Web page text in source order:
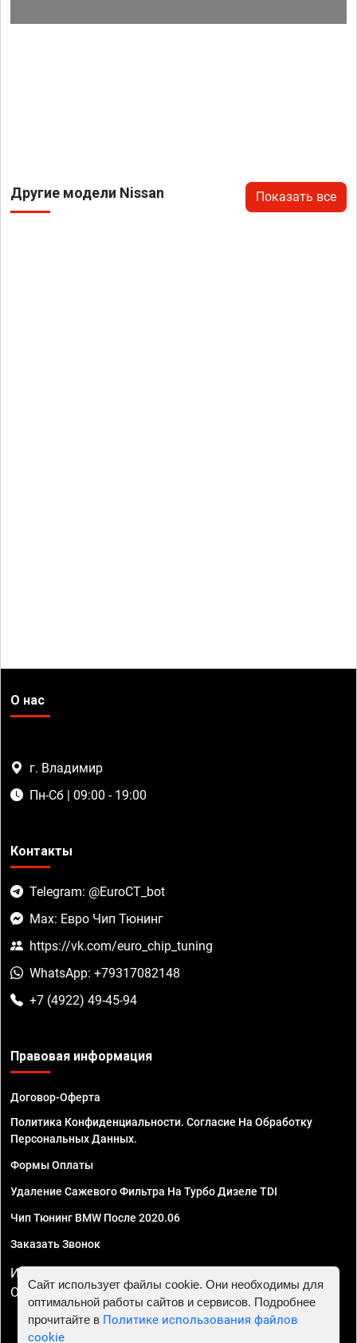
Другие модели Nissan Показать все
О нас
г. Владимир
Пн-Сб | 09:00 - 19:00
Контакты
Telegram: @EuroCT_bot
Max: Евро Чип Тюнинг
https://vk.com/euro_chip_tuning
WhatsApp: +79317082148
+7 (4922) 49-45-94
Правовая информация
Договор-Оферта
Политика Конфиденциальности. Согласие На Обработку
Персональных Данных.
Формы Оплаты
Удаление Сажевого Фильтра На Турбо Дизеле TDI
Чип Тюнинг BMW После 2020.06
Заказать Звонок
ИП Смирнов Георгий Павлович. ИНН 781302555843,
ОГРНИП 324470400032610
Сайт использует файлы cookie. Они необходимы для
оптимальной работы сайтов и сервисов. Подробнее
прочитайте в Политике использования файлов
cookie